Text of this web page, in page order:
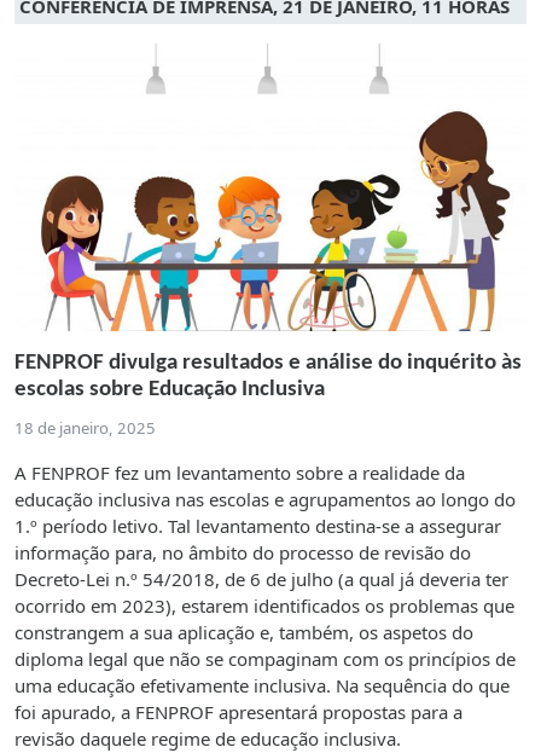
CONFERÊNCIA DE IMPRENSA, 21 DE JANEIRO, 11 HORAS
FENPROF divulga resultados e análise do inquérito às
escolas sobre Educação Inclusiva
18 de janeiro, 2025
A FENPROF fez um levantamento sobre a realidade da
educação inclusiva nas escolas e agrupamentos ao longo do
1.º período letivo. Tal levantamento destina-se a assegurar
informação para, no âmbito do processo de revisão do
Decreto-Lei n.º 54/2018, de 6 de julho (a qual já deveria ter
ocorrido em 2023), estarem identificados os problemas que
constrangem a sua aplicação e, também, os aspetos do
diploma legal que não se compaginam com os princípios de
uma educação efetivamente inclusiva. Na sequência do que
foi apurado, a FENPROF apresentará propostas para a
revisão daquele regime de educação inclusiva.